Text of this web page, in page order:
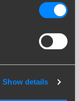
Show details